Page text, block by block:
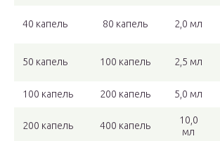
40 капель 80 капель 2,0 мл
50 капель 100 капель 2,5 мл
100 капель 200 капель 5,0 мл
200 капель 400 капель
10,0
мл